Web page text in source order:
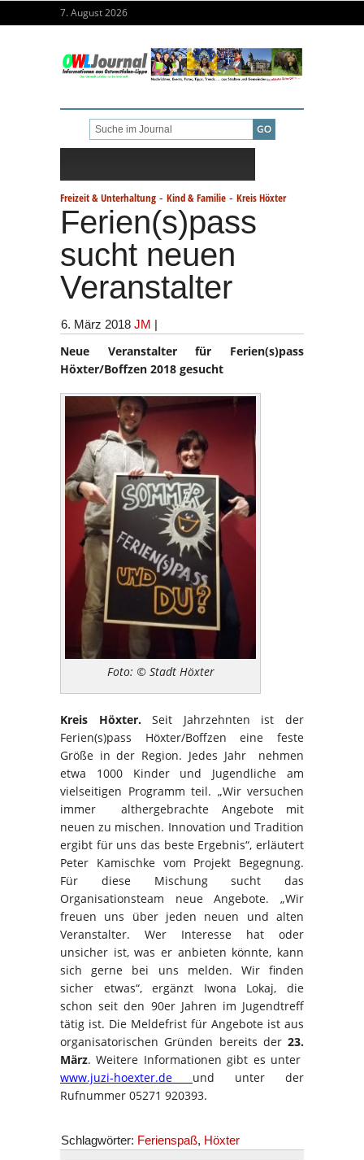
7. August 2026
Freizeit & Unterhaltung - Kind & Familie - Kreis Höxter
Ferien(s)pass
sucht neuen
Veranstalter
6. März 2018 JM |
Neue Veranstalter für Ferien(s)pass
Höxter/Boffzen 2018 gesucht
Foto: © Stadt Höxter
Kreis Höxter.Seit Jahrzehnten ist der
Ferien(s)pass Höxter/Boffzen eine feste
Größe in der Region. Jedes Jahr nehmen
etwa 1000 Kinder und Jugendliche am
vielseitigen Programm teil. „Wir versuchen
immer althergebrachte Angebote mit
neuen zu mischen. Innovation und Tradition
ergibt für uns das beste Ergebnis“, erläutert
Peter Kamischke vom Projekt Begegnung.
Für diese Mischung sucht das
Organisationsteam neue Angebote. „Wir
freuen uns über jeden neuen und alten
Veranstalter. Wer Interesse hat oder
unsicher ist, was er anbieten könnte, kann
sich gerne bei uns melden. Wir finden
sicher etwas“, ergänzt Iwona Lokaj, die
schon seit den 90er Jahren im Jugendtreff
tätig ist. Die Meldefrist für Angebote ist aus
organisatorischen Gründen bereits der 23.
März. Weitere Informationen gibt es unter
www.juzi-hoexter.de und unter der
Rufnummer 05271 920393.
Schlagwörter: Ferienspaß, Höxter